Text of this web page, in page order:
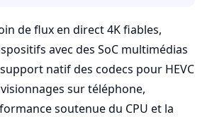
de flux en direct 4K fiables,
avec des SoC multimédias
natif des codecs pour HEVC
sur téléphone,
soutenue du CPU et la